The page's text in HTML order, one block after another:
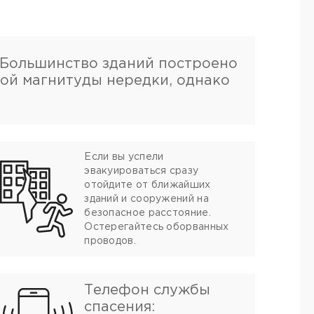
зданий построено
магнитуды нередки, однако
Если вы успели
эвакуироваться сразу
отойдите от ближайших
зданий и сооружений на
безопасное расстояние.
Остерегайтесь оборванных
проводов.
Телефон службы
спасения: